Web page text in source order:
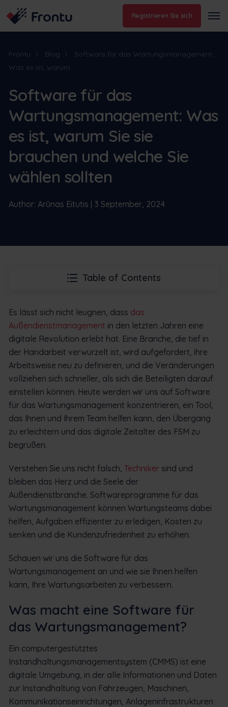
Registrieren Sie sich
Frontu Blog
Software für das Wartungsmanagement:
Was es ist, warum...
Software für das
Wartungsmanagement: Was
es ist, warum Sie sie
brauchen und welche Sie
wählen sollten
Author: Arūnas Eitutis | 3 September, 2024
Table of Contents
Es lässt sich nicht leugnen, dass das
Außendienstmanagement in den letzten Jahren eine
digitale Revolution erlebt hat. Eine Branche, die tief in
der Handarbeit verwurzelt ist, wird aufgefordert, ihre
Arbeitsweise neu zu definieren, und die Veränderungen
vollziehen sich schneller, als sich die Beteiligten darauf
einstellen können. Heute werden wir uns auf Software
für das Wartungsmanagement konzentrieren, ein Tool,
das Ihnen und Ihrem Team helfen kann, den Übergang
zu erleichtern und das digitale Zeitalter des FSM zu
begrüßen.
Verstehen Sie uns nicht falsch, Techniker sind und
bleiben das Herz und die Seele der
Außendienstbranche. Softwareprogramme für das
Wartungsmanagement können Wartungsteams dabei
helfen, Aufgaben effizienter zu erledigen, Kosten zu
senken und die Kundenzufriedenheit zu erhöhen.
Schauen wir uns die Software für das
Wartungsmanagement an und wie sie Ihnen helfen
kann, Ihre Wartungsarbeiten zu verbessern.
Was macht eine Software für
das Wartungsmanagement?
Ein computergestütztes
Instandhaltungsmanagementsystem (CMMS) ist eine
digitale Umgebung, in der alle Informationen und Daten
zur Instandhaltung von Fahrzeugen, Maschinen,
Kommunikationseinrichtungen, Anlageninfrastrukturen